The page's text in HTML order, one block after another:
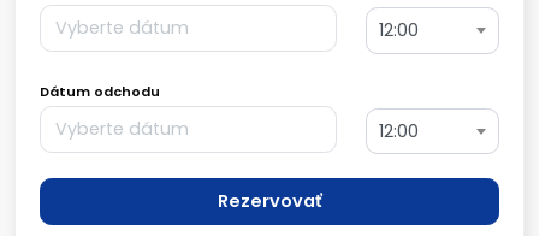
12:00
Dátum odchodu
12:00
Rezervovať